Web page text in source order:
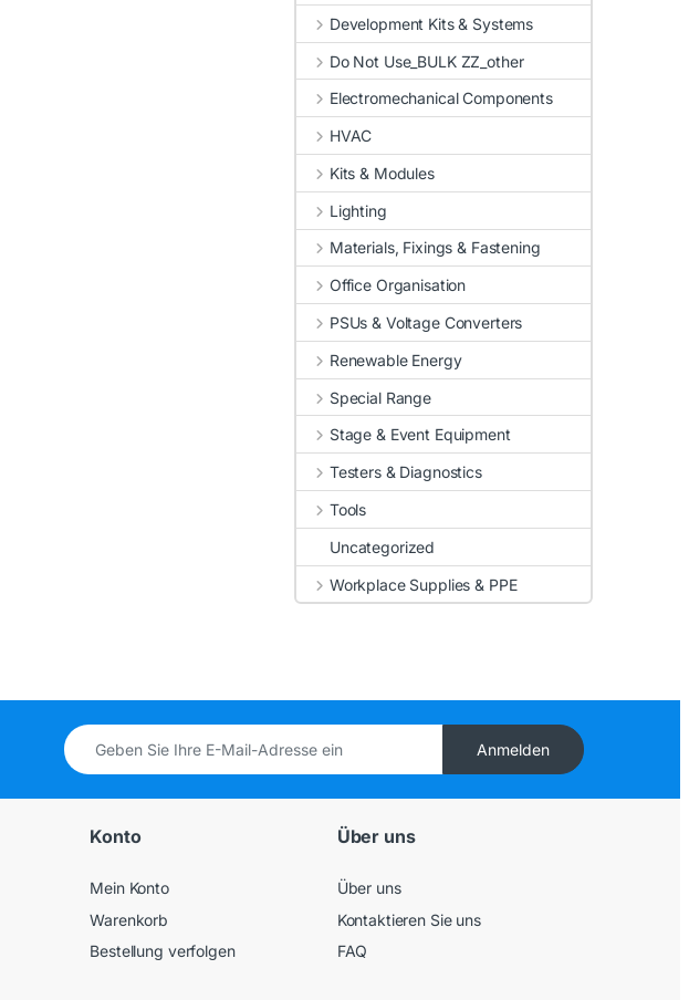
Development Kits & Systems
Do Not Use_BULK ZZ_other
Electromechanical Components
HVAC
Kits & Modules
Lighting
Materials, Fixings & Fastening
Office Organisation
PSUs & Voltage Converters
Renewable Energy
Special Range
Stage & Event Equipment
Testers & Diagnostics
Tools
Uncategorized
Workplace Supplies & PPE
Anmelden
Konto
Mein Konto
Warenkorb
Bestellung verfolgen
Über uns
Über uns
Kontaktieren Sie uns
FAQ